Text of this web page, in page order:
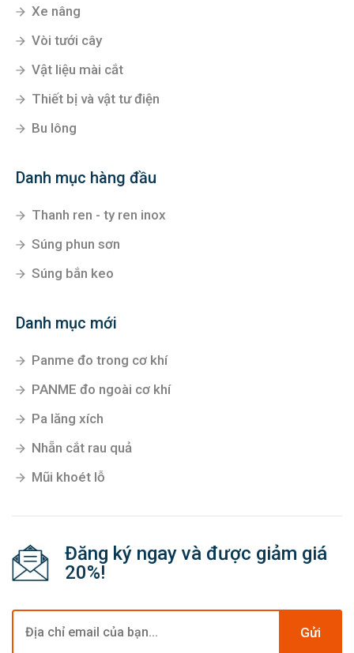
Xe nâng
Vòi tưới cây
Vật liệu mài cắt
Thiết bị và vật tư điện
Bu lông
Danh mục hàng đầu
Thanh ren - ty ren inox
Súng phun sơn
Súng bắn keo
Danh mục mới
Panme đo trong cơ khí
PANME đo ngoài cơ khí
Pa lăng xích
Nhẵn cắt rau quả
Mũi khoét lỗ
Đăng ký ngay và được giảm giá
20%!
Gửi